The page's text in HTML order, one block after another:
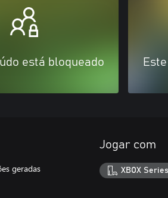
está bloqueado
geradas
Jogar com
XBOX